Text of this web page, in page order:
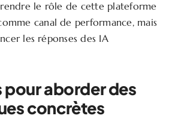
le rôle de cette plateforme
canal de performance, mais
les réponses des IA
pour aborder des
concrètes